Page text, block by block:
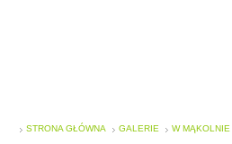
STRONA GŁÓWNA GALERIE W